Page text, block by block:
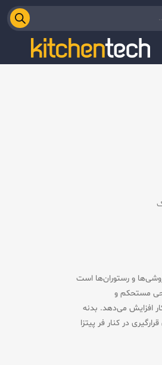
و رستوران‌ها است
مستحکم و
افزایش می‌دهد. بدنه
در کنار فر پیتزا